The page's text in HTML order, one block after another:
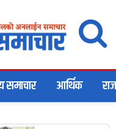
समाचार आर्थिक